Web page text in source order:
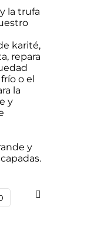
la trufa
karité,
repara
o el
la
y
y